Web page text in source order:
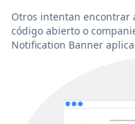
Otros intentan encontrar
código abierto o
Notification Banner